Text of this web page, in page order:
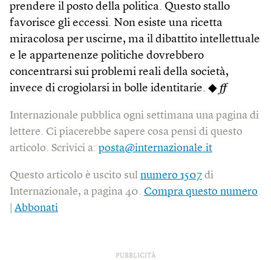
prendere il posto della politica. Questo stallo
favorisce gli eccessi. Non esiste una ricetta
miracolosa per uscirne, ma il dibattito intellettuale
e le appartenenze politiche dovrebbero
concentrarsi sui problemi reali della società,
invece di crogiolarsi in bolle identitarie. ◆ ff
Internazionale pubblica ogni settimana una pagina di
lettere. Ci piacerebbe sapere cosa pensi di questo
articolo. Scrivici a: posta@internazionale.it
Questo articolo è uscito sul numero 1507 di
Internazionale, a pagina 40. Compra questo numero
Abbonati
PUBBLICITÀ